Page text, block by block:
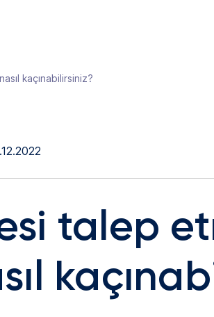
kaçınabilirsiniz?
talep